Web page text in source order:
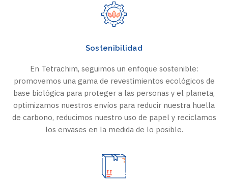
Sostenibilidad
En Tetrachim, seguimos un enfoque sostenible:
promovemos una gama de revestimientos ecológicos de
base biológica para proteger a las personas y el planeta,
optimizamos nuestros envíos para reducir nuestra huella
de carbono, reducimos nuestro uso de papel y reciclamos
los envases en la medida de lo posible.